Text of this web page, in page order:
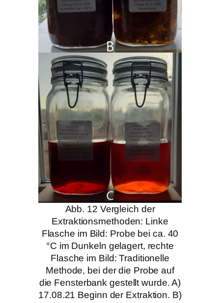
Abb. 12 Vergleich der
Extraktionsmethoden: Linke
Flasche im Bild: Probe bei ca. 40
°C im Dunkeln gelagert, rechte
Flasche im Bild: Traditionelle
Methode, bei der die Probe auf
die Fensterbank gestellt wurde. A)
17.08.21 Beginn der Extraktion. B)